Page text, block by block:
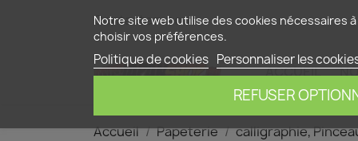
Contactez-nous
ACCUEIL
Accueil Papeterie calligraphie,
Notre site web utilise des cookies nécessaires
choisir vos préférences.
Politique de cookies Personnaliser les
REFUSER